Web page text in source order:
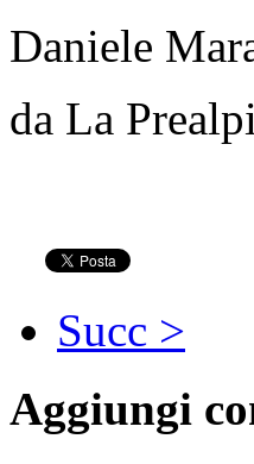
Daniele
da La
Succ >
Aggiungi